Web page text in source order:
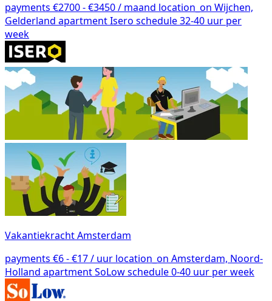
payments €2700 - €3450 / maand location_on Wijchen,
Gelderland apartmentIsero schedule32-40 uur per
week
Vakantiekracht Amsterdam
payments €6 - €17 / uur location_on Amsterdam, Noord-
Holland apartmentSoLowschedule0-40 uur per week